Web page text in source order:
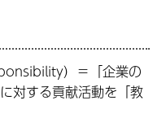
）＝「企業の
対する貢献活動を「教